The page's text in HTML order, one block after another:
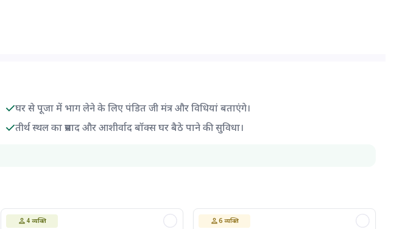
घर से पूजा में भाग लेने के लिए पंडित जी मंत्र और विधियां बताएंगे।
तीर्थ स्थल का प्रसाद और आशीर्वाद बॉक्स घर बैठे पाने की सुविधा।
4 व्यक्ति 6 व्यक्ति